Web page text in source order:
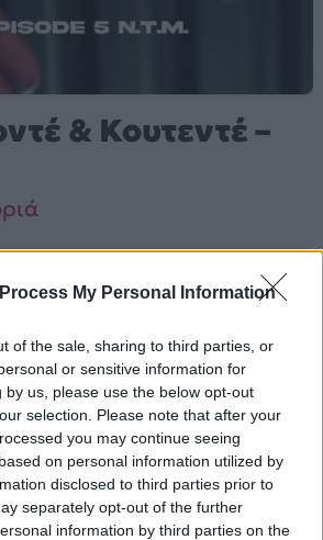
My Personal Information
of the sale, sharing to third parties, or
or sensitive information for
by us, please use the below opt-out
selection. Please note that after your
you may continue seeing
on personal information utilized by
disclosed to third parties prior to
separately opt-out of the further
information by third parties on the
& Κουτεντέ –
«Του Ντεμοντέ & Κουτεντέ – Live»
στο άλμπουμ «Συνεδρίαση
και πληροφορίες στησελίδα